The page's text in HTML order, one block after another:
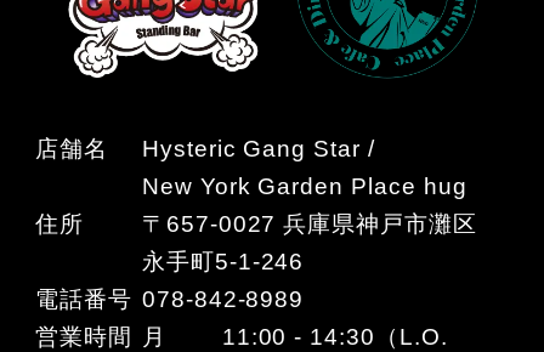
店舗名
Hysteric Gang Star /
New York Garden Place hug
住所
〒657-0027 兵庫県神戸市灘区
永手町5-1-246
電話番号 078-842-8989
営業時間
月 11:00 - 14:30（L.O.